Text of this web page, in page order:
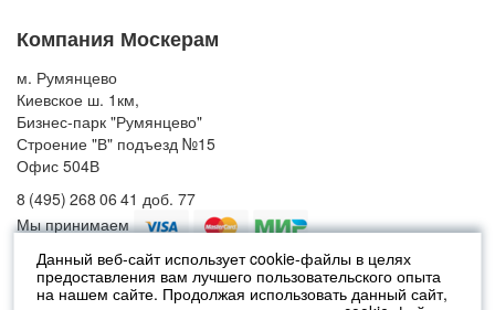
Данный веб-сайт использует cookie-файлы в целях
предоставления вам лучшего пользовательского опыта
на нашем сайте. Продолжая использовать данный сайт,
Компания Москерам
м. Румянцево
Киевское ш. 1км,
Бизнес-парк "Румянцево"
Строение "В" подъезд №15
Офис 504В
8 (495) 268 06 41 доб. 77
Мы принимаем
© 2010-2026 Москерам
Указанные на сайте цены не являются публичной офертой (ст.435 ГК